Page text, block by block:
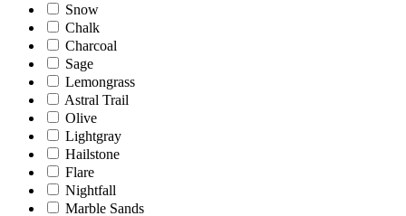
Snow
Chalk
Charcoal
Sage
Lemongrass
Astral Trail
Olive
Lightgray
Hailstone
Flare
Nightfall
Marble Sands